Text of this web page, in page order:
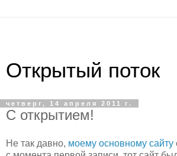
Открытый поток
четверг, 14 апреля 2011 г.
С открытием!
Не так давно, моему основному сайту